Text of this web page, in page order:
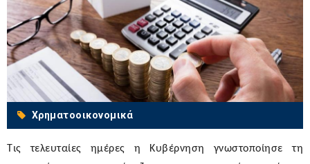
Χρηματοοικονομικά
Τις τελευταίες ημέρες η Κυβέρνηση γνωστοποίησε τη